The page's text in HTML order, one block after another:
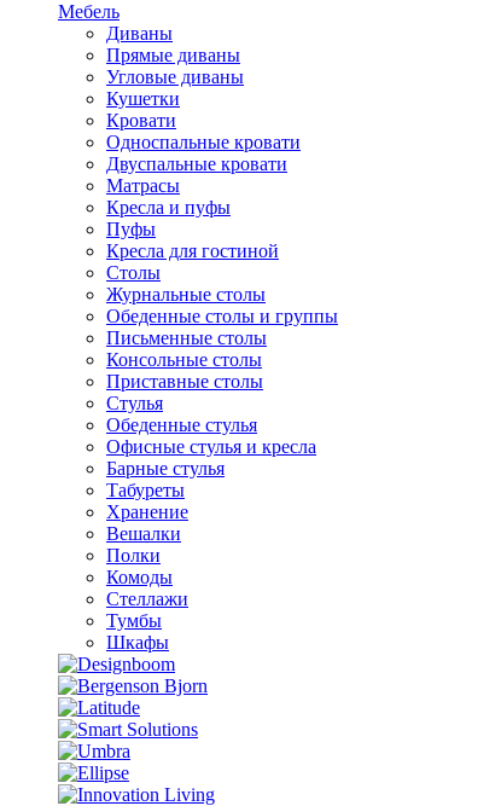
Мебель
Диваны
Прямые диваны
Угловые диваны
Кушетки
Кровати
Односпальные кровати
Двуспальные кровати
Матрасы
Кресла и пуфы
Пуфы
Кресла для гостиной
Столы
Журнальные столы
Обеденные столы и группы
Письменные столы
Консольные столы
Приставные столы
Стулья
Обеденные стулья
Офисные стулья и кресла
Барные стулья
Табуреты
Хранение
Вешалки
Полки
Комоды
Стеллажи
Тумбы
Шкафы